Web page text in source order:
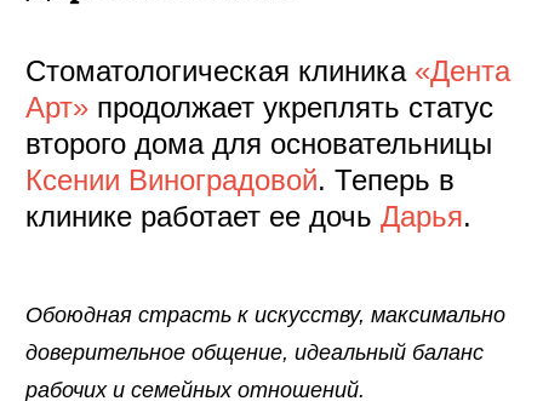
Стоматологическая клиника «Дента
Арт» продолжает укреплять статус
второго дома для основательницы
Ксении Виноградовой. Теперь в
клинике работает ее дочь Дарья.
Обоюдная страсть к искусству, максимально
доверительное общение, идеальный баланс
рабочих и семейных отношений.